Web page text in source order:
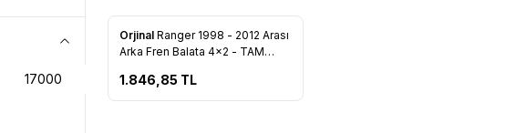
Favorilere Ekle
Tükendi
Orjinal Ranger 1998 - 2012 Arası
Arka Fren Balata 4x2 - TAM
1.846,85 TL